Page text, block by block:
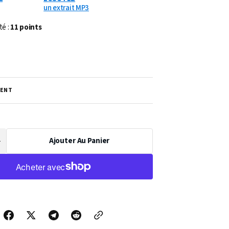
un extrait MP3
:11 points
Ajouter Au Panier